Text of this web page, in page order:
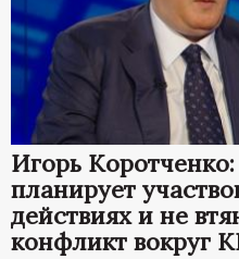
р
т
а
л
Игорь
планирует
действиях и не
конфликт вокруг